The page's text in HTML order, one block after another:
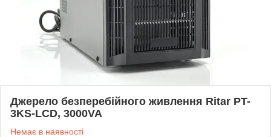
Джерело безперебійного живлення Ritar PT-
3KS-LCD, 3000VA
Немає в наявності